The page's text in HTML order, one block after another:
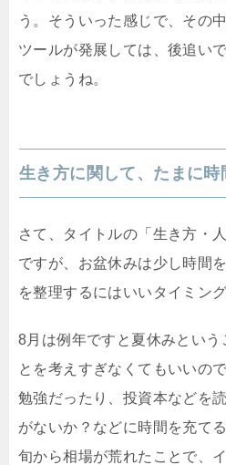
う。そういった感じで、その
ツールが発展しては、後追い
でしょうね。
生き方に関して、たまに
さて、タイトルの「生き方・
ですが、お盆休みは少し時間
を整理するにはいいタイミン
8月は例年ですと夏休みという
とを考えすぎなくてもいいの
勉強だったり、投資本などを
がないか？などに時間を充て
旬から相場が荒れたことで、